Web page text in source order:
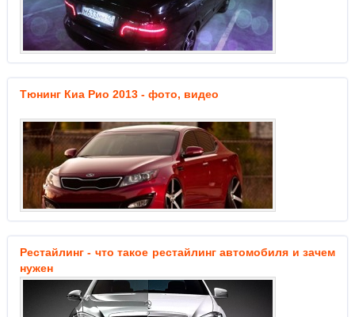
Тюнинг Киа Рио 2013 - фото, видео
Рестайлинг - что такое рестайлинг автомобиля и зачем
нужен